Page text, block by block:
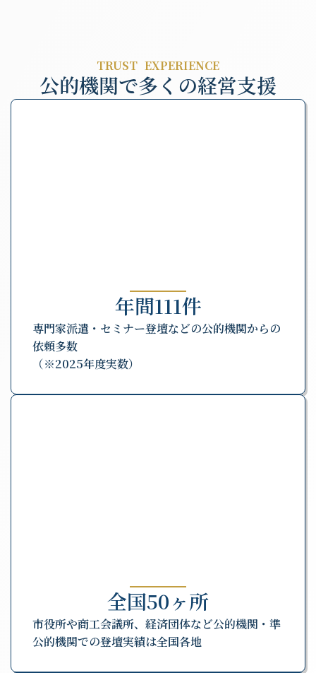
TRUST EXPERIENCE
公的機関で多くの経営支援
年間111件
専門家派遣・セミナー登壇などの公的機関からの
依頼多数
（※2025年度実数）
全国50ヶ所
市役所や商工会議所、経済団体など公的機関・準
公的機関での登壇実績は全国各地